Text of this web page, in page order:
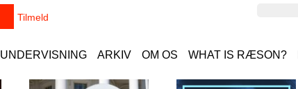
UNDERVISNING ARKIV OM OS WHAT IS RÆSON?